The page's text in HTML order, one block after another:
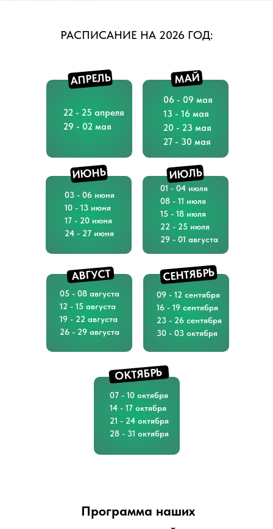
РАСПИСАНИЕ НА 2026 ГОД:
АПРЕЛЬ МАЙ
ИЮНЬ ИЮЛЬ
АВГУСТ СЕНТЯБРЬ
03 - 06 июня
10 - 13 июня
17 - 20 июня
24 - 27 июня
01 - 04 июля
08 - 11 июля
15 - 18 июля
22 - 25 июля
29 - 01 августа
05 - 08 августа
12 - 15 августа
19 - 22 августа
26 - 29 августа
09 - 12 сентября
16 - 19 сентября
23 - 26 сентября
30 - 03 октября
06 - 09 мая
13 - 16 мая
20 - 23 мая
27 - 30 мая
22 - 25 апреля
29 - 02 мая
ОКТЯБРЬ
07 - 10 октября
14 - 17 октября
21 - 24 октября
28 - 31 октября
Программа наших